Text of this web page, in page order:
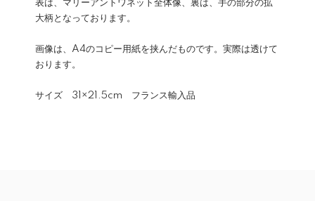
表は、マリーアントワネット全体像、裏は、手の部分の拡
大柄となっております。
画像は、A4のコピー用紙を挟んだものです。実際は透けて
おります。
サイズ 31×21.5cm フランス輸入品